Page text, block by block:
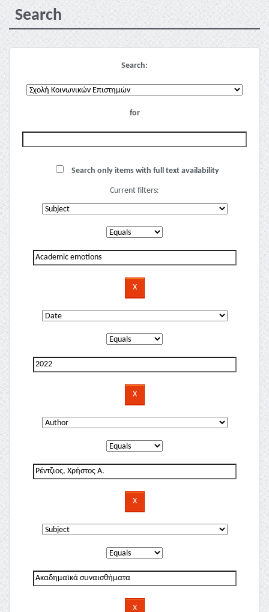
Search
Search:
for
Search only items with full text availability
Current filters: